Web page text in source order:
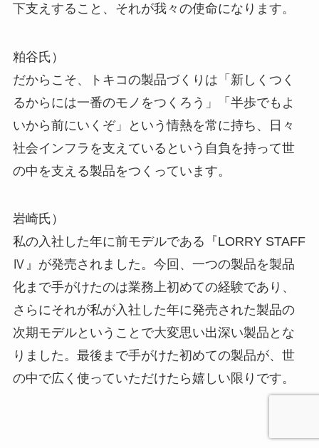
下支えすること、それが我々の使命になります。
粕谷氏）
だからこそ、トキコの製品づくりは「新しくつく
るからには一番のモノをつくろう」「半歩でもよ
いから前にいくぞ」という情熱を常に持ち、日々
社会インフラを支えているという自負を持って世
の中を支える製品をつくっています。
岩崎氏）
私の入社した年に前モデルである『LORRY STAFF
Ⅳ』が発売されました。今回、一つの製品を製品
化まで手がけたのは業務上初めての経験であり、
さらにそれが私が入社した年に発売された製品の
次期モデルということで大変思い出深い製品とな
りました。最後まで手がけた初めての製品が、世
の中で広く使っていただけたら嬉しい限りです。